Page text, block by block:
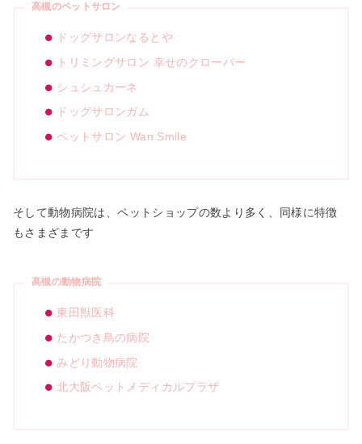
高槻のペットサロン
ドッグサロンなるとや
トリミングサロン 幸せのクローバー
シュシュカーネ
ドッグサロンガム
ペットサロン Wan Smile
そして動物病院は、ペットショップの数より多く、同様に特徴
もさまざまです
高槻の動物病院
東田獣医科
たかつき鳥の病院
みどり動物病院
北大阪ペットメディカルプラザ